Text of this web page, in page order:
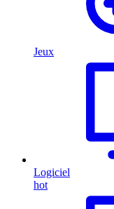
Jeux
Logiciel
hot